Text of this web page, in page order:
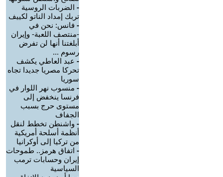
- الضربات الروسية
تربك إمداد الناتو لكييف
- فانس: نحن في
-منتصف اللعبة- وإيران
أبلغتنا أنها لن تفرض
رسوم ...
- عبد العاطي يكشف
تحركا مصريا جديدا تجاه
سوريا
- منسوب نهر اللوار في
فرنسا ينخفض إلى
مستوى حرج بسبب
الجفاف
- واشنطن تخطط لنقل
أنظمة أسلحة أمريكية
من تركيا إلى أوكرانيا
- اتفاق هرمز.. طموحات
إيران وحسابات ترمب
السياسية